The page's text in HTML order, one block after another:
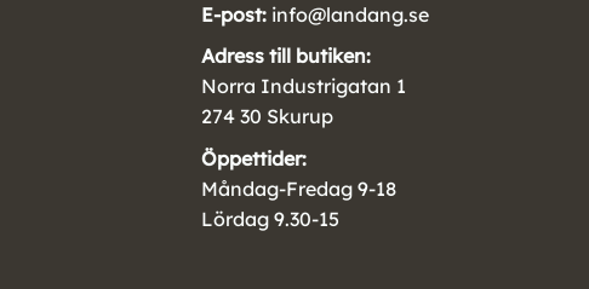
E-post: info@landang.se
Adress till butiken:
Norra Industrigatan 1
274 30 Skurup
Öppettider:
Måndag-Fredag 9-18
Lördag 9.30-15